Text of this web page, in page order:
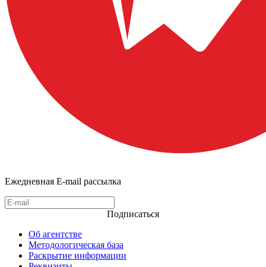
Ежедневная E-mail рассылка
Подписаться
Об агентстве
Методологическая база
Раскрытие информации